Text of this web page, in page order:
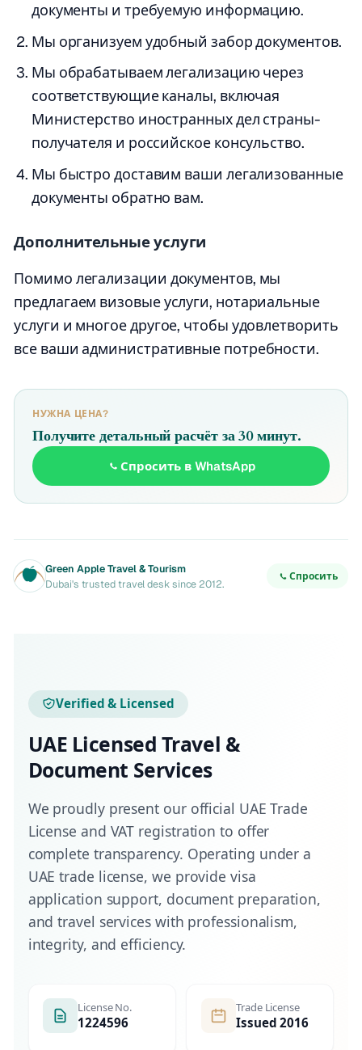
документы и требуемую информацию.
Мы организуем удобный забор документов.
Мы обрабатываем легализацию через
соответствующие каналы, включая
Министерство иностранных дел страны-
получателя и российское консульство.
Мы быстро доставим ваши легализованные
документы обратно вам.
Дополнительные услуги
Помимо легализации документов, мы
предлагаем визовые услуги, нотариальные
услуги и многое другое, чтобы удовлетворить
все ваши административные потребности.
НУЖНА ЦЕНА?
Получите детальный расчёт за 30 минут.
Спросить в WhatsApp
Green Apple Travel & Tourism
Dubai's trusted travel desk since 2012.
Спросить
Verified & Licensed
UAE Licensed Travel &
Document Services
We proudly present our official UAE Trade
License and VAT registration to offer
complete transparency. Operating under a
UAE trade license, we provide visa
application support, document preparation,
and travel services with professionalism,
integrity, and efficiency.
License No.
1224596
Trade License
Issued 2016